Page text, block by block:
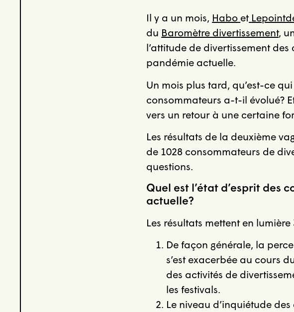
Il y a un mois, Habo et
du Baromètre divertissement,
l’attitude de divertissement
pandémie actuelle.
Un mois plus tard, qu’est-ce
consommateurs a-t-il évolué?
vers un retour à une certaine
Les résultats de la deuxième
de 1028 consommateurs de
questions.
Quel est l’état d’esprit des
actuelle?
Les résultats mettent en
De façon générale, la
s’est exacerbée au cours
des activités de
les festivals.
Le niveau d’inquiétude